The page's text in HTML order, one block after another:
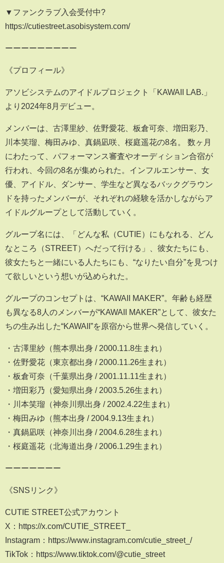
▼ファンクラブ入会受付中?
https://cutiestreet.asobisystem.com/
ーーーーーーーーー
《プロフィール》
アソビシステムのアイドルプロジェクト「KAWAII LAB.」
より2024年8月デビュー。
メンバーは、古澤里紗、佐野愛花、板倉可奈、増田彩乃、
川本笑瑠、梅田みゆ、真鍋凪咲、桜庭遥花の8名。 数ヶ月
にわたって、パフォーマンス審査やオーディション合宿が
行われ、今回の8名が集められた。インフルエンサー、女
優、アイドル、ダンサー、学生など異なるバックグラウン
ドを持ったメンバーが、それぞれの経験を活かしながらア
イドルグループとして活動していく。
グループ名には、「どんな私（CUTIE）にもなれる、どん
なところ（STREET）へだって行ける」、彼女たちにも、
彼女たちと一緒にいる人たちにも、“なりたい自分”を見つけ
て欲しいという想いが込められた。
グループのコンセプトは、“KAWAII MAKER”。年齢も経歴
も異なる8人のメンバーが“KAWAII MAKER”として、彼女た
ちの生み出した“KAWAII”を原宿から世界へ発信していく。
・古澤里紗（熊本県出身 / 2000.11.8生まれ）
・佐野愛花（東京都出身 / 2000.11.26生まれ）
・板倉可奈（千葉県出身 / 2001.11.11生まれ）
・増田彩乃（愛知県出身 / 2003.5.26生まれ）
・川本笑瑠（神奈川県出身 / 2002.4.22生まれ）
・梅田みゆ（熊本出身 / 2004.9.13生まれ）
・真鍋凪咲（神奈川出身 / 2004.6.28生まれ）
・桜庭遥花（北海道出身 / 2006.1.29生まれ）
ーーーーーーー
《SNSリンク》
CUTIE STREET公式アカウント
X：https://x.com/CUTIE_STREET_
Instagram：https://www.instagram.com/cutie_street_/
TikTok：https://www.tiktok.com/@cutie_street